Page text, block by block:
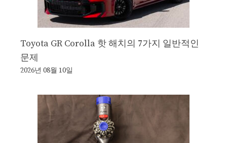
Toyota GR Corolla 핫 해치의 7가지 일반적인
문제
2026년 08월 10일